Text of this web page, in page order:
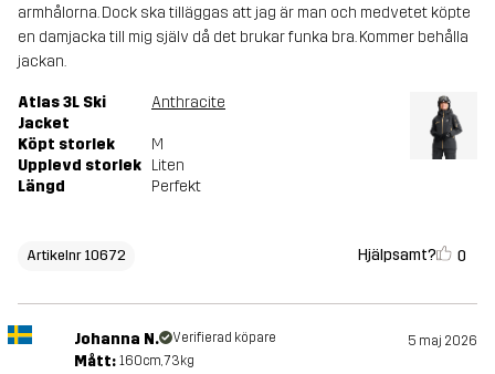
armhålorna. Dock ska tilläggas att jag är man och medvetet köpte
en damjacka till mig själv då det brukar funka bra. Kommer behålla
jackan.
Atlas 3L Ski
Jacket
Anthracite
Köpt storlek
M
Upplevd storlek Liten
Längd
Perfekt
Artikelnr 10672 Hjälpsamt? 0
Johanna N. Verifierad köpare 5 maj 2026
Mått: 160cm, 73kg